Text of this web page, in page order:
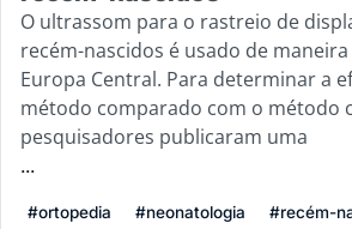
O ultrassom para o rastreio de
recém-nascidos é usado de
Europa Central. Para determinar a
método comparado com o método
pesquisadores publicaram uma
...
#ortopedia #neonatologia
#recém-